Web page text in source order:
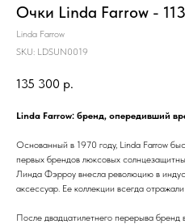
Очки Linda Farrow -
Linda Farrow
SKU: LDSUN0019
135 300 р.
Linda Farrow: бренд, опередивший
Основанный в 1970 году, Linda Farrow
первых брендов люксовых
Линда Фэрроу внесла революцию в
аксессуар. Ее коллекции всегда
После двадцатилетнего перерыва бренд